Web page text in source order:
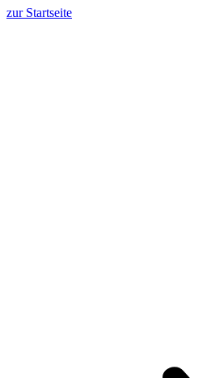
zur Startseite